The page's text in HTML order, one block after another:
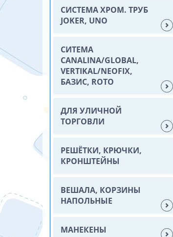
СИСТЕМА ХРОМ. ТРУБ
JOKER, UNO
СИТЕМА
CANALINA/GLOBAL,
VERTIKAL/NEOFIX,
БАЗИС, ROTO
ДЛЯ УЛИЧНОЙ
ТОРГОВЛИ
РЕШЁТКИ, КРЮЧКИ,
КРОНШТЕЙНЫ
ВЕШАЛА, КОРЗИНЫ
НАПОЛЬНЫЕ
МАНЕКЕНЫ